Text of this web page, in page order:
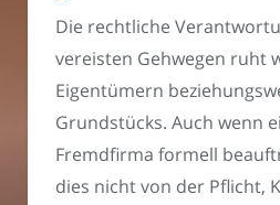
Die rechtliche
vereisten Gehwegen ruht
Eigentümern
Grundstücks. Auch wenn
Fremdfirma formell
dies nicht von der Pflicht,